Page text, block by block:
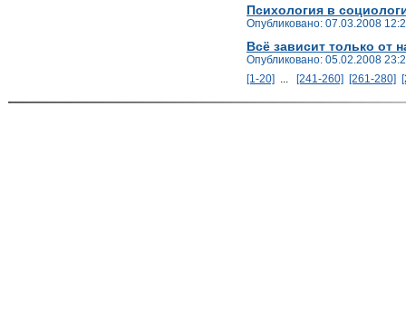
Психология в
Опубликовано: 07.03.2008
Всё зависит только от
Опубликовано: 05.02.2008
[1-20] ... [241-260] [261-280]